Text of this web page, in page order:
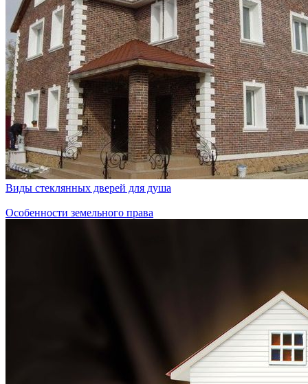
Виды стеклянных дверей для душа
Особенности земельного права